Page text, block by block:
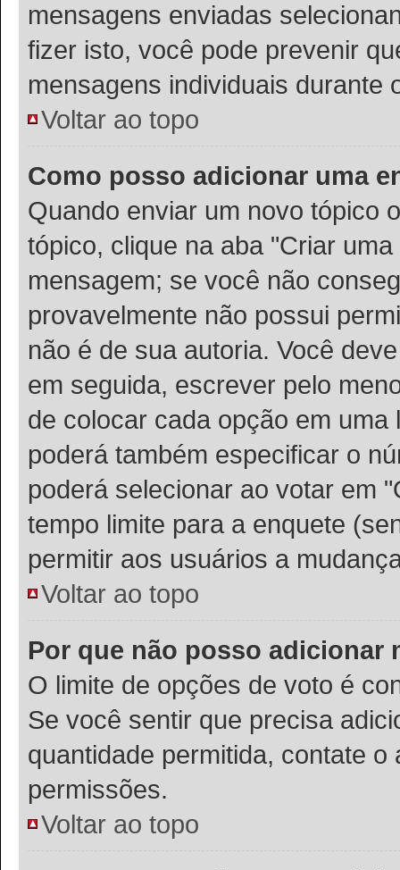
mensagens enviadas
fizer isto, você pode prevenir
mensagens individuais durante
Voltar ao topo
Como posso adicionar uma
Quando enviar um novo tópico
tópico, clique na aba "Criar
mensagem; se você não
provavelmente não possui
não é de sua autoria. Você
em seguida, escrever pelo
de colocar cada opção em
poderá também especificar o
poderá selecionar ao votar em
tempo limite para a enquete
permitir aos usuários a
Voltar ao topo
Por que não posso adicionar
O limite de opções de voto é
Se você sentir que precisa
quantidade permitida, contate
permissões.
Voltar ao topo